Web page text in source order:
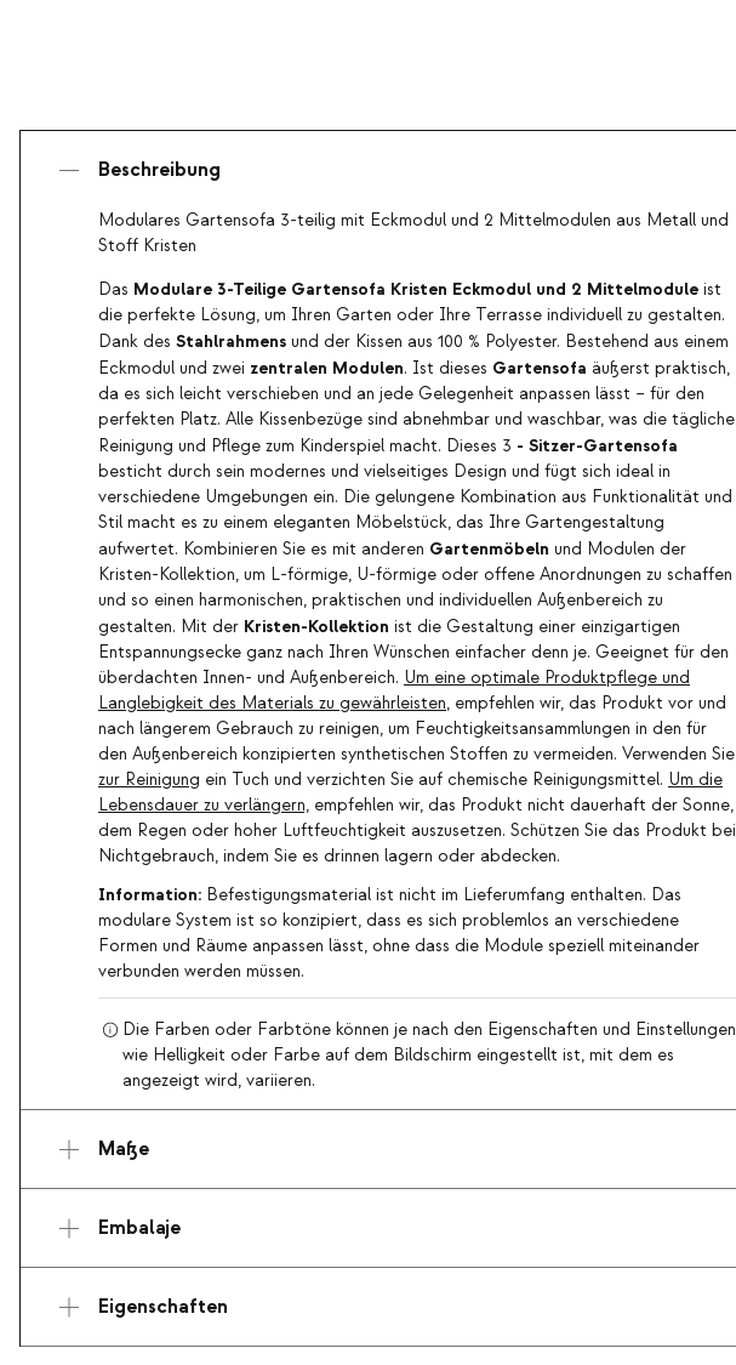
Beschreibung
Modulares Gartensofa 3-teilig mit Eckmodul und 2 Mittelmodulen aus Metall und
Stoff Kristen
Das Modulare 3-Teilige Gartensofa Kristen Eckmodul und 2 Mittelmodule ist
die perfekte Lösung, um Ihren Garten oder Ihre Terrasse individuell zu gestalten.
Dank des Stahlrahmens und der Kissen aus 100 % Polyester. Bestehend aus einem
Eckmodul und zwei zentralen Modulen. Ist dieses Gartensofa äußerst praktisch,
da es sich leicht verschieben und an jede Gelegenheit anpassen lässt – für den
perfekten Platz. Alle Kissenbezüge sind abnehmbar und waschbar, was die tägliche
Reinigung und Pflege zum Kinderspiel macht. Dieses 3 - Sitzer-Gartensofa
besticht durch sein modernes und vielseitiges Design und fügt sich ideal in
verschiedene Umgebungen ein. Die gelungene Kombination aus Funktionalität und
Stil macht es zu einem eleganten Möbelstück, das Ihre Gartengestaltung
aufwertet. Kombinieren Sie es mit anderen Gartenmöbeln und Modulen der
Kristen-Kollektion, um L-förmige, U-förmige oder offene Anordnungen zu schaffen
und so einen harmonischen, praktischen und individuellen Außenbereich zu
gestalten. Mit der Kristen-Kollektion ist die Gestaltung einer einzigartigen
Entspannungsecke ganz nach Ihren Wünschen einfacher denn je. Geeignet für den
überdachten Innen- und Außenbereich. Um eine optimale Produktpflege und
Langlebigkeit des Materials zu gewährleisten, empfehlen wir, das Produkt vor und
nach längerem Gebrauch zu reinigen, um Feuchtigkeitsansammlungen in den für
den Außenbereich konzipierten synthetischen Stoffen zu vermeiden. Verwenden Sie
zur Reinigung ein Tuch und verzichten Sie auf chemische Reinigungsmittel. Um die
Lebensdauer zu verlängern, empfehlen wir, das Produkt nicht dauerhaft der Sonne,
dem Regen oder hoher Luftfeuchtigkeit auszusetzen. Schützen Sie das Produkt bei
Nichtgebrauch, indem Sie es drinnen lagern oder abdecken.
Information: Befestigungsmaterial ist nicht im Lieferumfang enthalten. Das
modulare System ist so konzipiert, dass es sich problemlos an verschiedene
Formen und Räume anpassen lässt, ohne dass die Module speziell miteinander
verbunden werden müssen.
Die Farben oder Farbtöne können je nach den Eigenschaften und Einstellungen
wie Helligkeit oder Farbe auf dem Bildschirm eingestellt ist, mit dem es
angezeigt wird, variieren.
Maße
Embalaje
Eigenschaften